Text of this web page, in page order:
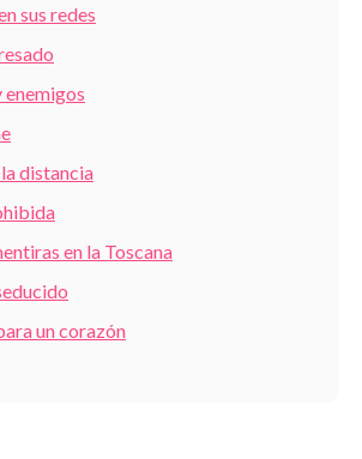
sus redes
enemigos
distancia
en la Toscana
un corazón